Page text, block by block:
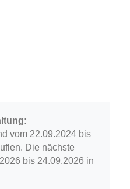
vom 22.09.2024 bis
Die nächste
bis 24.09.2026 in